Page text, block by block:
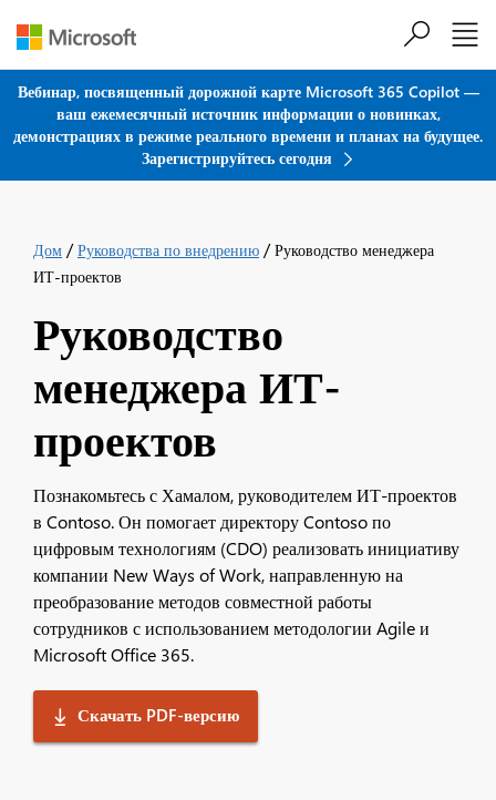
Перейти к основному содержанию
Вебинар, посвященный дорожной карте Microsoft 365 Copilot —
ваш ежемесячный источник информации о новинках,
демонстрациях в режиме реального времени и планах на будущее.
Зарегистрируйтесь сегодня
Дом /Руководства по внедрению /Руководство менеджера
ИТ-проектов
Руководство
менеджера ИТ-
проектов
Познакомьтесь с Хамалом, руководителем ИТ-проектов
в Contoso. Он помогает директору Contoso по
цифровым технологиям (CDO) реализовать инициативу
компании New Ways of Work, направленную на
преобразование методов совместной работы
сотрудников с использованием методологии Agile и
Microsoft Office 365.
Скачать PDF-версию